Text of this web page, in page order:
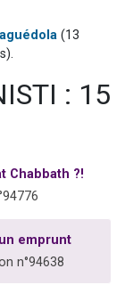
la jambe de Yohan
Box Music
(13
: 15
Chabbath ?!
emprunt
n°94638